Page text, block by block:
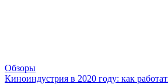
Обзоры
Киноиндустрия в 2020 году: как